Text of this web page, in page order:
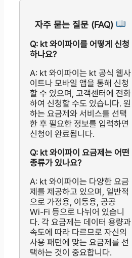
자주 묻는 질문 (FAQ)
Q: kt 와이파이를 어떻게 신청
하나요?
A: kt 와이파이는 kt 공식 웹사
이트나 모바일 앱을 통해 신청
할 수 있으며, 고객센터에 전화
하여 신청할 수도 있습니다. 원
하는 요금제와 서비스를 선택
한 후 필요한 정보를 입력하면
신청이 완료됩니다.
Q: kt 와이파이 요금제는 어떤
종류가 있나요?
A: kt 와이파이는 다양한 요금
제를 제공하고 있으며, 일반적
으로 가정용, 이동용, 공공
Wi-Fi 등으로 나뉘어 있습니
다. 각 요금제는 데이터 용량과
속도에 따라 다르므로 자신의
사용 패턴에 맞는 요금제를 선
택하는 것이 중요합니다.